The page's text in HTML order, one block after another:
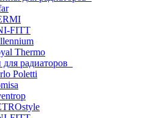
FITT
Thermo
радиаторов
Poletti